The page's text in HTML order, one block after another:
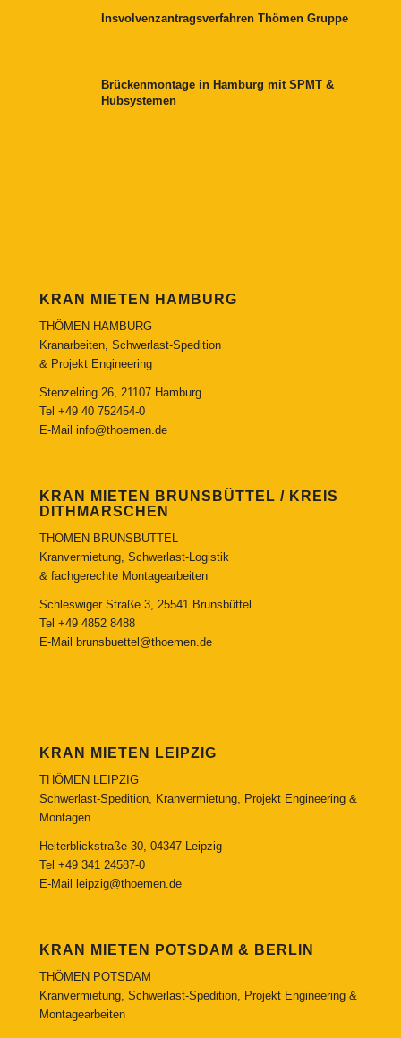
Insvolvenzantragsverfahren Thömen Gruppe
Brückenmontage in Hamburg mit SPMT &
Hubsystemen
KRAN MIETEN HAMBURG
THÖMEN HAMBURG
Kranarbeiten, Schwerlast-Spedition
& Projekt Engineering
Stenzelring 26, 21107 Hamburg
Tel +49 40 752454-0
E-Mail info@thoemen.de
KRAN MIETEN BRUNSBÜTTEL / KREIS
DITHMARSCHEN
THÖMEN BRUNSBÜTTEL
Kranvermietung, Schwerlast-Logistik
& fachgerechte Montagearbeiten
Schleswiger Straße 3, 25541 Brunsbüttel
Tel +49 4852 8488
E-Mail
brunsbuettel@thoemen.de
KRAN MIETEN LEIPZIG
THÖMEN LEIPZIG
Schwerlast-Spedition, Kranvermietung, Projekt Engineering &
Montagen
Heiterblickstraße 30, 04347 Leipzig
Tel +49 341 24587-0
E-Mail
leipzig@thoemen.de
KRAN MIETEN POTSDAM & BERLIN
THÖMEN POTSDAM
Kranvermietung, Schwerlast-Spedition, Projekt Engineering &
Montagearbeiten